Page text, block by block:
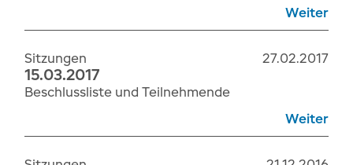
Weiter
Sitzungen 27.02.2017
15.03.2017
Beschlussliste und Teilnehmende
Weiter